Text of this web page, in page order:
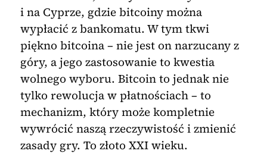
i na Cyprze, gdzie bitcoiny można
wypłacić z bankomatu. W tym tkwi
piękno bitcoina – nie jest on narzucany z
góry, a jego zastosowanie to kwestia
wolnego wyboru. Bitcoin to jednak nie
tylko rewolucja w płatnościach – to
mechanizm, który może kompletnie
wywrócić naszą rzeczywistość i zmienić
zasady gry. To złoto XXI wieku.